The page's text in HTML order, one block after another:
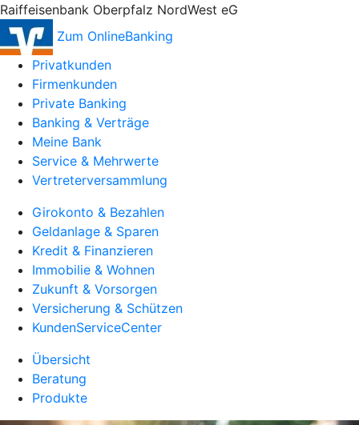
Raiffeisenbank Oberpfalz NordWest eG
Zum OnlineBanking
Privatkunden
Firmenkunden
Private Banking
Banking & Verträge
Meine Bank
Service & Mehrwerte
Vertreterversammlung
Girokonto & Bezahlen
Geldanlage & Sparen
Kredit & Finanzieren
Immobilie & Wohnen
Zukunft & Vorsorgen
Versicherung & Schützen
KundenServiceCenter
Übersicht
Beratung
Produkte